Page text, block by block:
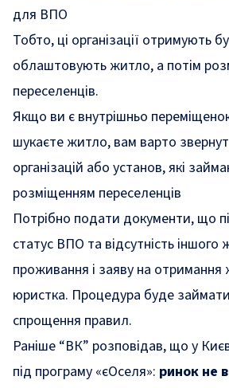
для ВПО
Тобто, ці організації отримують
облаштовують житло, а потім
переселенців.
Якщо ви є внутрішньо
шукаєте житло, вам варто
організацій або установ, які
розміщенням переселенців
Потрібно подати документи, що
статус ВПО та відсутність
проживання і заяву на
юристка. Процедура буде займати
спрощення правил.
Раніше “ВК” розповідав, що у
під програму «єОселя»: ринок не